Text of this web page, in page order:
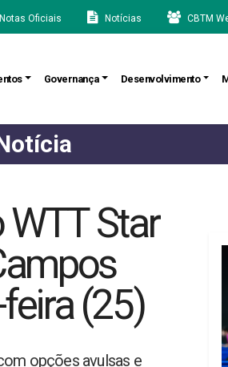
Notas Oficiais Notícias CBTM
Governança Desenvolvimento
Star
(25)
opções avulsas e